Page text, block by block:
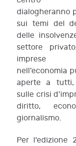
dialogheranno
sui temi del
delle
settore
nell’economia
aperte a tutti,
sulle crisi
diritto,
giornalismo.
Per l'edizione